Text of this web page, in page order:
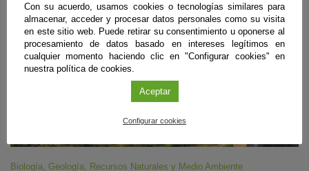
Biología Geología Recursos Naturales y Medio Ambiente
Con su acuerdo, usamos cookies o tecnologías similares para
almacenar, acceder y procesar datos personales como su visita
en este sitio web. Puede retirar su consentimiento u oponerse al
procesamiento de datos basado en intereses legítimos en
cualquier momento haciendo clic en "Configurar cookies" en
nuestra política de cookies.
Aceptar
Configurar cookies